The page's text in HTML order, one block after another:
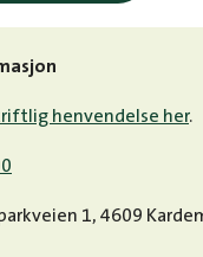
henvendelse her.
1, 4609